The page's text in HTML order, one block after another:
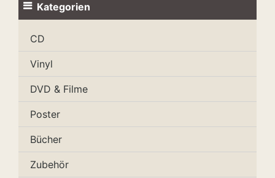
Kategorien
CD
Vinyl
DVD & Filme
Poster
Bücher
Zubehör